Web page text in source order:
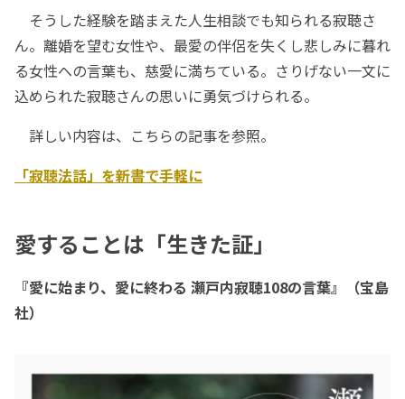
そうした経験を踏まえた人生相談でも知られる寂聴さ
ん。離婚を望む女性や、最愛の伴侶を失くし悲しみに暮れ
る女性への言葉も、慈愛に満ちている。さりげない一文に
込められた寂聴さんの思いに勇気づけられる。
詳しい内容は、こちらの記事を参照。
「寂聴法話」を新書で手軽に
愛することは「生きた証」
『愛に始まり、愛に終わる 瀬戸内寂聴108の言葉』（宝島
社）